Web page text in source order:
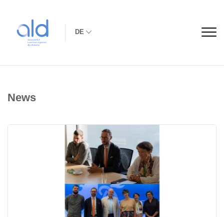
DE
News